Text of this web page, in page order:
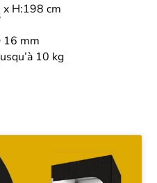
H:198 cm
16 mm
10 kg